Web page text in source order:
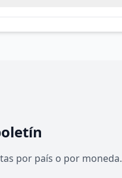
por país o por moneda.